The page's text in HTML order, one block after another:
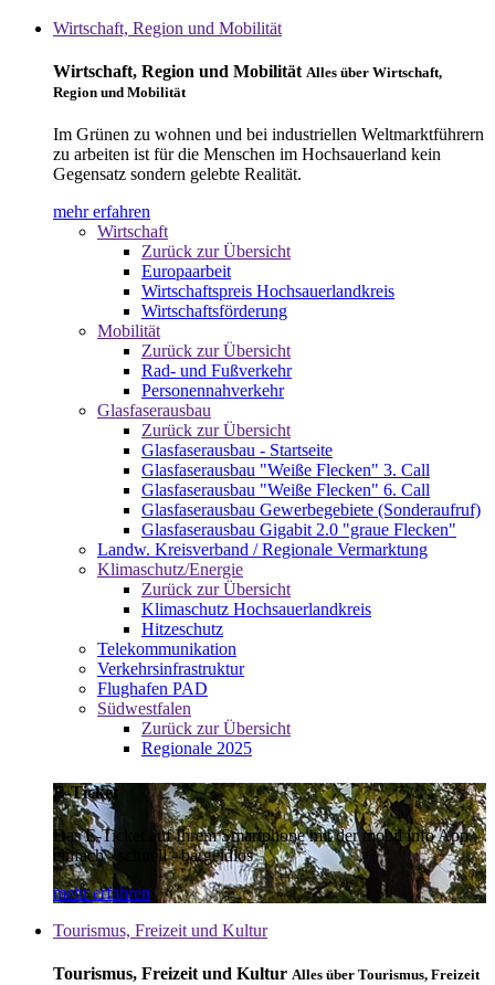
Wirtschaft, Region und Mobilität
Wirtschaft, Region und Mobilität Alles über Wirtschaft,
Region und Mobilität
Im Grünen zu wohnen und bei industriellen Weltmarktführern
zu arbeiten ist für die Menschen im Hochsauerland kein
Gegensatz sondern gelebte Realität.
mehr erfahren
Wirtschaft
Zurück zur Übersicht
Europaarbeit
Wirtschaftspreis Hochsauerlandkreis
Wirtschaftsförderung
Mobilität
Zurück zur Übersicht
Rad- und Fußverkehr
Personennahverkehr
Glasfaserausbau
Zurück zur Übersicht
Glasfaserausbau - Startseite
Glasfaserausbau "Weiße Flecken" 3. Call
Glasfaserausbau "Weiße Flecken" 6. Call
Glasfaserausbau Gewerbegebiete (Sonderaufruf)
Glasfaserausbau Gigabit 2.0 "graue Flecken"
Landw. Kreisverband / Regionale Vermarktung
Klimaschutz/Energie
Zurück zur Übersicht
Klimaschutz Hochsauerlandkreis
Hitzeschutz
Telekommunikation
Verkehrsinfrastruktur
Flughafen PAD
Südwestfalen
Zurück zur Übersicht
Regionale 2025
E-Ticket
Das E-Ticket auf Ihrem Smartphone mit der mobil info App -
einfach - schnell - bargeldlos
mehr erfahren
Tourismus, Freizeit und Kultur
Tourismus, Freizeit und Kultur Alles über Tourismus, Freizeit